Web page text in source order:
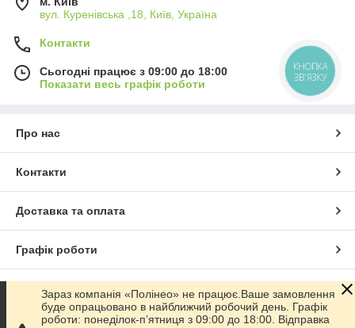
вул. Куренівська ,18, Київ, Україна
Контакти
Сьогодні працює з 09:00 до 18:00
Показати весь графік роботи
Про нас
Контакти
Доставка та оплата
Графік роботи
Повна версія сайту
Зараз компанія «Полінео» не працює.Ваше замовлення
буде опрацьовано в найближчий робочий день. Графік
роботи: понеділок-п’ятниця з 09:00 до 18:00. Відправка
КНОПКА
ЗВ'ЯЗКУ